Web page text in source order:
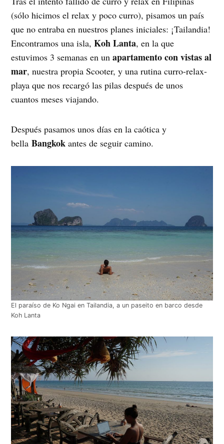
(sólo hicimos el relax y poco curro), pisamos un país
que no entraba en nuestros planes iniciales: ¡Tailandia!
Encontramos una isla, Koh Lanta, en la que
estuvimos 3 semanas en unapartamento con vistas al
mar, nuestra propia Scooter, y una rutina curro-relax-
playa que nos recargó las pilas después de unos
cuantos meses viajando.
Después pasamos unos días en la caótica y
bellaBangkok antes de seguir camino.
El paraíso de Ko Ngai en Tailandia, a un paseito en barco desde
Koh Lanta